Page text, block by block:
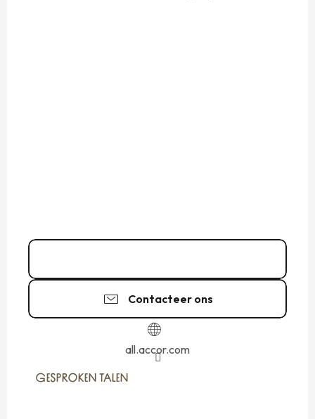
Contacteer ons
all.accor.com
GESPROKEN TALEN
GESPROKEN TALEN